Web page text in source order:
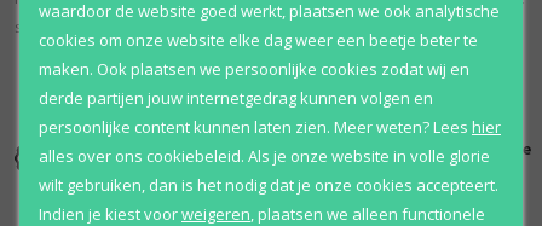
succesvolle parfumerieën in Frankrijk.
tot wel 70%
Al 12 jaar
voordelig
100% originele
parfums
waardoor de website goed werkt, plaatsen we ook analytische
cookies om onze website elke dag weer een beetje beter te
maken. Ook plaatsen we persoonlijke cookies zodat wij en
derde partijen jouw internetgedrag kunnen volgen en
persoonlijke content kunnen laten zien. Meer weten?Lees hier
alles over ons cookiebeleid. Als je onze website in volle glorie
wilt gebruiken, dan is het nodig dat je onze cookies accepteert.
Indien je kiest voorweigeren plaatsen we alleen functionele